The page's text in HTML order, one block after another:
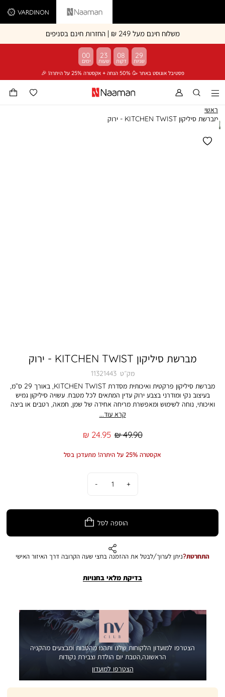
Vardinon Naaman
משלוח חינם מעל 249 ₪ | החזרות חינם בסניפים
פסטיבל אוגוסט באתר 🥳 50% הנחה + אקסטרה 25% על היתרה! 🎉
00 23 08 29
ראשי
מברשת סיליקון KITCHEN TWIST - ירוק
מברשת סיליקון KITCHEN TWIST - ירוק
מק״ט 11321443
מברשת סיליקון פרקטית ואיכותית מסדרת KITCHEN TWIST, באורך 29 ס”מ,
בעיצוב נקי ומודרני בצבע ירוק עדין המתאים לכל מטבח. עשויה סיליקון גמיש
ואיכותי, נוחה לשימוש ומאפשרת מריחה אחידה של שמן, חמאה, רטבים או ביצה
על מאפים ותבשילים. המברשת מספקת אחיזה נוחה ושליטה מלאה בזמן העבודה,
יומיומי – כלי קטן שעושה הבדל גדול במטבח. התמונה להמחשה בלבד. הצבע
במציאות עשוי להיות שונה מהמוצג בתמונה.
קרא עוד...
מחיר
24.95 ₪
מחיר
49.90 ₪
אקסטרה 25% על היתרה! מתעדכן בסל
הוספה לסל
התחרטת?ניתן לערוך/לבטל את ההזמנה בחצי שעה הקרובה דרך האיזור האישי
בדיקת מלאי בחנויות
הצטרפו למועדון הלקוחות שלנו ותהנו מהטבות ומבצעים מהקניה
הראשונה,הטבת יום הולדת וצבירת נקודות
הצטרפו למועדון